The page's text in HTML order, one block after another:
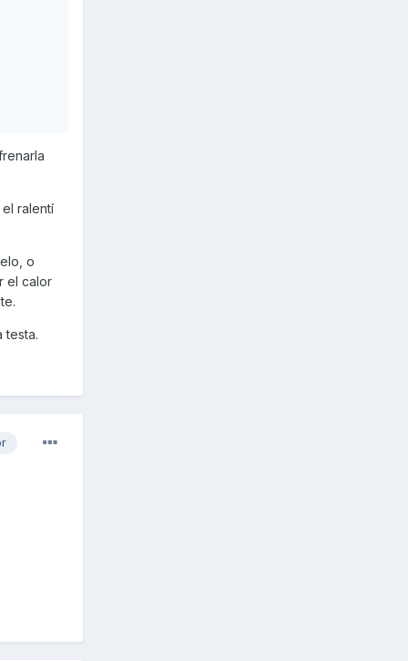
ralentí
o
el calor
testa.